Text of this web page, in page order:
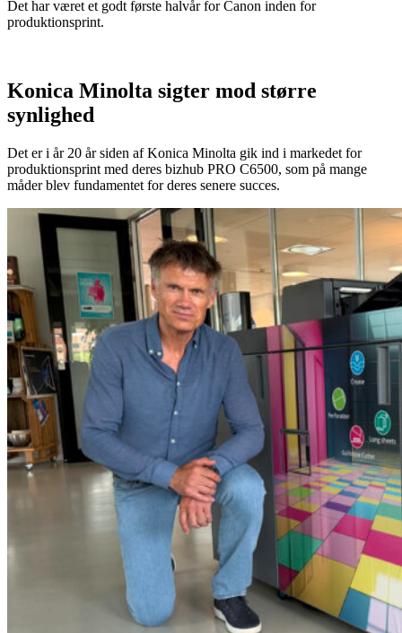
Det har været et godt første halvår for Canon inden for
produktionsprint.
Konica Minolta sigter mod større
synlighed
Det er i år 20 år siden af Konica Minolta gik ind i markedet for
produktionsprint med deres bizhub PRO C6500, som på mange
måder blev fundamentet for deres senere succes.